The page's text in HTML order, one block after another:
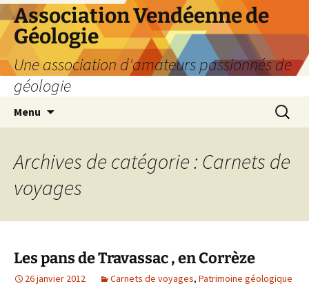
Aller
au
contenu
Association Vendéenne de
Géologie
Une association d'amateurs passionnés de
géologie
Menu
Archives de catégorie : Carnets de
voyages
Les pans de Travassac , en Corrèze
26 janvier 2012 Carnets de voyages, Patrimoine géologique